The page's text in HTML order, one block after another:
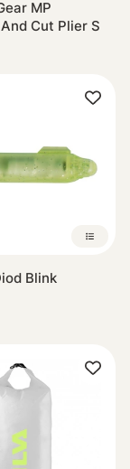
MP
Cut Plier S
Blink